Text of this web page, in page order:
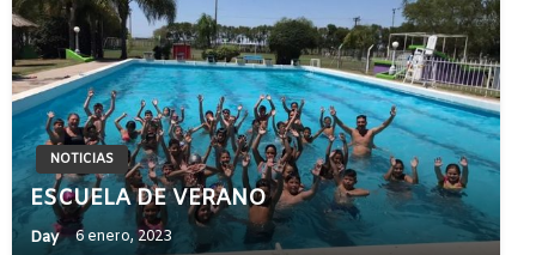
NOTICIAS
ESCUELA DE VERANO
Day 6 enero, 2023